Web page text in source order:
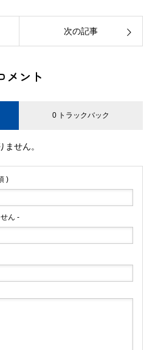
次の記事
メント
0 トラックバック
せん。
)
ん -